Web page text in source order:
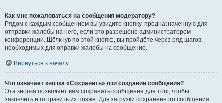
Как мне пожаловаться на сообщения модератору?
Рядом с каждым сообщением вы увидите кнопку, предназначенную для
отправки жалобы на него, если это разрешено администратором
конференции. Щёлкнув по этой кнопке, вы пройдёте через ряд шагов,
необходимых для оправки жалобы на сообщение.
Вернуться к началу
Что означает кнопка «Сохранить» при создании сообщения?
Эта кнопка позволяет вам сохранять сообщения для того, чтобы
закончить и отправить их позже. Для загрузки сохранённого сообщения